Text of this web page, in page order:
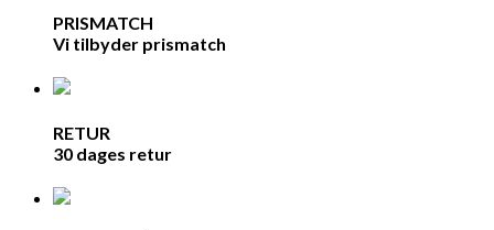
PRISMATCH
Vi tilbyder prismatch
RETUR
30 dages retur